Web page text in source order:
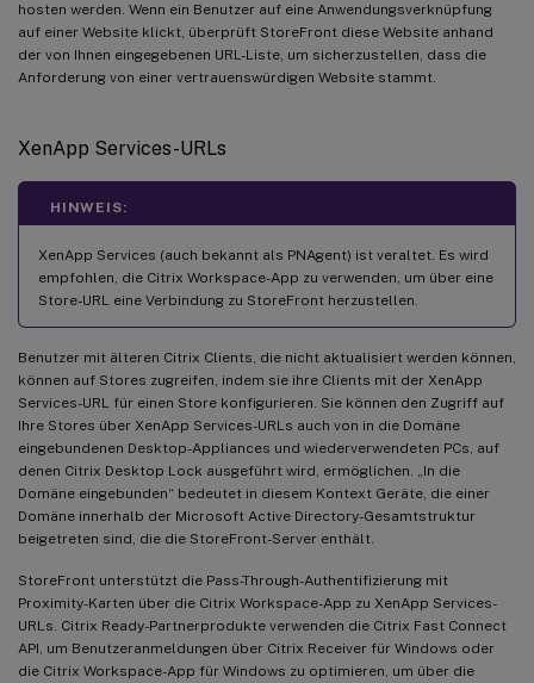
hosten werden. Wenn ein Benutzer auf eine Anwendungsverknüpfung
auf einer Website klickt, überprüft StoreFront diese Website anhand
der von Ihnen eingegebenen URL-Liste, um sicherzustellen, dass die
Anforderung von einer vertrauenswürdigen Website stammt.
XenApp Services-URLs
HINWEIS:
XenApp Services (auch bekannt als PNAgent) ist veraltet. Es wird
empfohlen, die Citrix Workspace-App zu verwenden, um über eine
Store-URL eine Verbindung zu StoreFront herzustellen.
Benutzer mit älteren Citrix Clients, die nicht aktualisiert werden können,
können auf Stores zugreifen, indem sie ihre Clients mit der XenApp
Services-URL für einen Store konfigurieren. Sie können den Zugriff auf
Ihre Stores über XenApp Services-URLs auch von in die Domäne
eingebundenen Desktop-Appliances und wiederverwendeten PCs, auf
denen Citrix Desktop Lock ausgeführt wird, ermöglichen. „In die
Domäne eingebunden“ bedeutet in diesem Kontext Geräte, die einer
Domäne innerhalb der Microsoft Active Directory-Gesamtstruktur
beigetreten sind, die die StoreFront-Server enthält.
StoreFront unterstützt die Pass-Through-Authentifizierung mit
Proximity-Karten über die Citrix Workspace-App zu XenApp Services-
URLs. Citrix Ready-Partnerprodukte verwenden die Citrix Fast Connect
API, um Benutzeranmeldungen über Citrix Receiver für Windows oder
die Citrix Workspace-App für Windows zu optimieren, um über die